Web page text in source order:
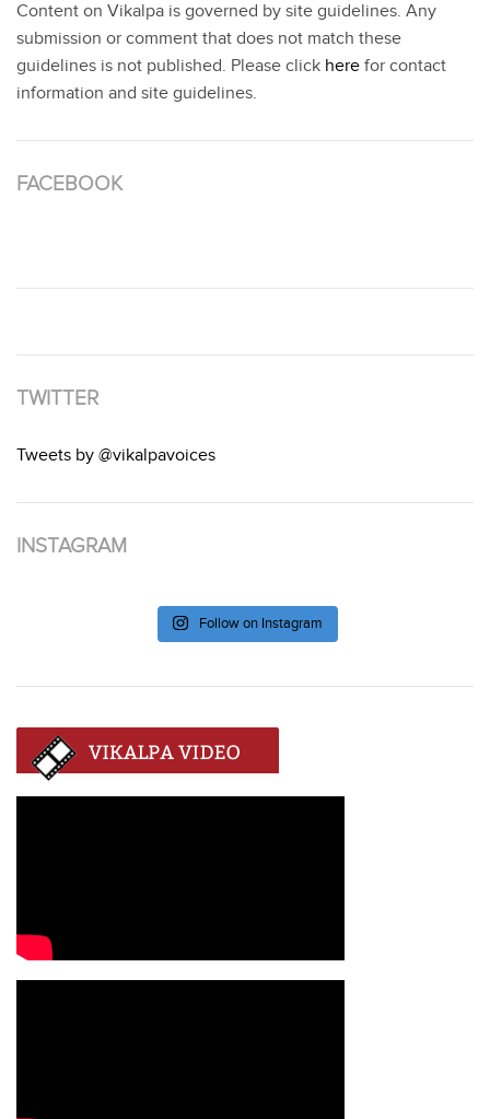
Content on Vikalpa is governed by site guidelines. Any
submission or comment that does not match these
guidelines is not published. Please click here for contact
information and site guidelines.
FACEBOOK
TWITTER
Tweets by @vikalpavoices
INSTAGRAM
Follow on Instagram